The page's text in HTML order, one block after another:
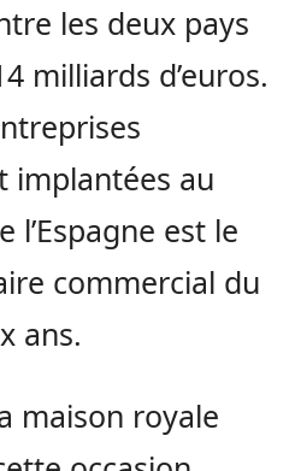
les deux pays
milliards d’euros.
implantées au
l’Espagne est le
commercial du
ans.
maison royale